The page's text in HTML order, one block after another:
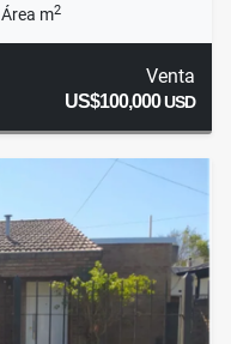
Área m2
Venta
US$100,000USD